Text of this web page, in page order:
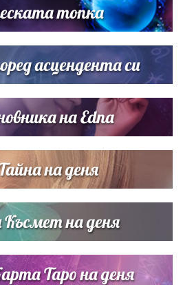
вдигна сватба, Стоичков и
с песен
топка
асцендента си
на Edna
на деня
на деня
Таро на деня